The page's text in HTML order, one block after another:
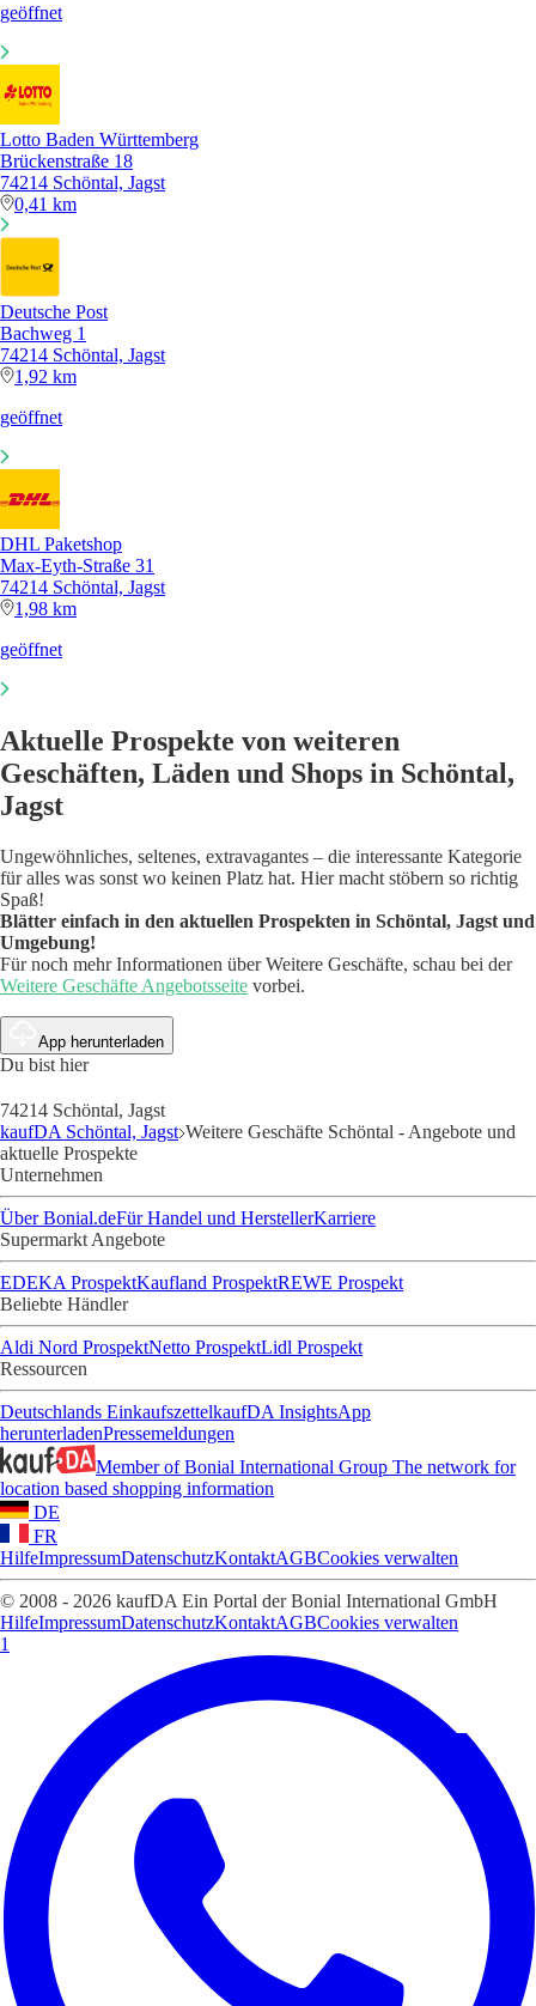
geöffnet
Lotto Baden Württemberg
Brückenstraße 18
74214 Schöntal, Jagst
0,41 km
Deutsche Post
Bachweg 1
74214 Schöntal, Jagst
1,92 km
geöffnet
DHL Paketshop
Max-Eyth-Straße 31
74214 Schöntal, Jagst
1,98 km
geöffnet
Aktuelle Prospekte von weiteren
Geschäften, Läden und Shops in Schöntal,
Jagst
Ungewöhnliches, seltenes, extravagantes – die interessante Kategorie
für alles was sonst wo keinen Platz hat. Hier macht stöbern so richtig
Spaß!
Blätter einfach in den aktuellen Prospekten in Schöntal, Jagst und
Umgebung!
Für noch mehr Informationen über Weitere Geschäfte, schau bei der
Weitere Geschäfte Angebotsseite vorbei.
App herunterladen
Du bist hier
74214 Schöntal, Jagst
kaufDA Schöntal, Jagst Weitere Geschäfte Schöntal - Angebote und
aktuelle Prospekte
Unternehmen
Über Bonial.deFür Handel und HerstellerKarriere
Supermarkt Angebote
EDEKA ProspektKaufland ProspektREWE Prospekt
Beliebte Händler
Aldi Nord ProspektNetto ProspektLidl Prospekt
Ressourcen
Deutschlands EinkaufszettelkaufDA InsightsApp
herunterladenPressemeldungen
Member of Bonial International Group The network for
location based shopping information
DE
FR
HilfeImpressumDatenschutzKontaktAGBCookies verwalten
© 2008 - 2026 kaufDA Ein Portal der Bonial International GmbH
HilfeImpressumDatenschutzKontaktAGBCookies verwalten
1